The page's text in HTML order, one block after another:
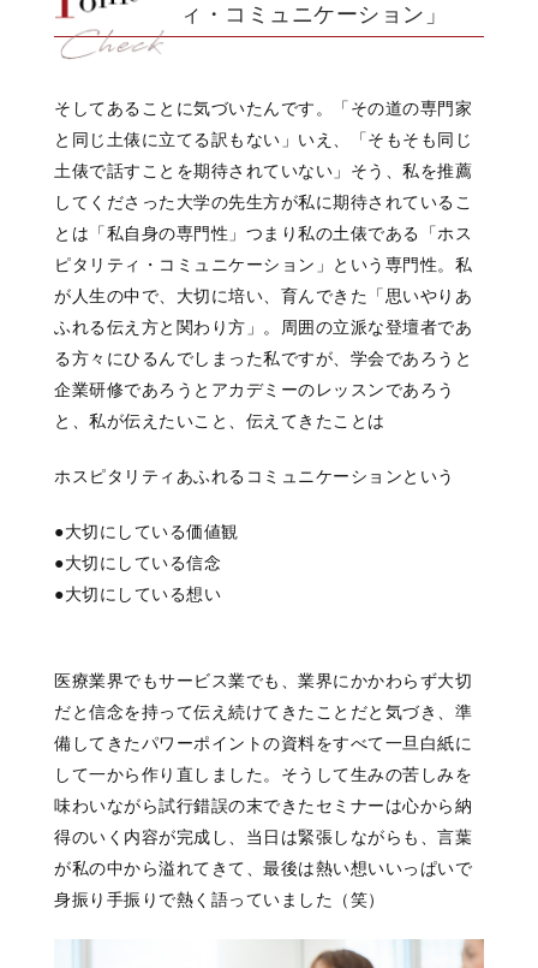
ィ・コミュニケーション」
そしてあることに気づいたんです。
「その道の専門家
と同じ土俵に立てる訳もない」 いえ、
「そもそも同じ
土俵で話すことを期待されていない」 そう、 私を推薦
してくださった大学の先生方が私に期待されているこ
とは 「私自身の専門性」 つまり私の土俵である 「ホス
ピタリティ・コミュニケーション」
という専門性。 私
が人生の中で、 大切に培い、育んできた 「思いやりあ
ふれる伝え方と関わり方」。
周囲の立派な登壇者であ
る方々にひるんでしまった私ですが、 学会であろうと
企業研修であろうと アカデミーのレッスンであろう
と、 私が伝えたいこと、伝えてきたことは
ホスピタリティあふれる コミュニケーションという
●大切にしている価値観
●大切にしている信念
●大切にしている想い
医療業界でもサービス業でも、業界にかかわらず大切
だと信念を持って伝え続けてきたことだと気づき、準
備してきたパワーポイントの資料をすべて一旦白紙に
して一から作り直しました。そうして生みの苦しみを
味わいながら試行錯誤の末できたセミナーは心から納
得のいく内容が完成し、当日は緊張しながらも、言葉
が私の中から溢れてきて、最後は熱い想いいっぱいで
身振り手振りで熱く語っていました（笑）